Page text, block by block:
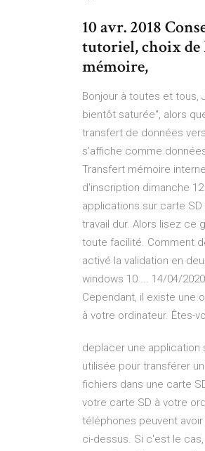
10 avr. 2018
tutoriel, choix de
mémoire,
Bonjour à toutes et tous,
bientôt saturée", alors
transfert de données
s'affiche comme
Transfert mémoire
d'inscription dimanche
applications sur carte
travail dur. Alors lisez ce
toute facilité. Comment
activé la validation en
windows 10 ... 14/04/
Cependant, il existe une
à votre ordinateur. Êtes-
deplacer une application
utilisée pour transférer
fichiers dans une carte
votre carte SD à votre
téléphones peuvent
ci-dessus. Si c'est le